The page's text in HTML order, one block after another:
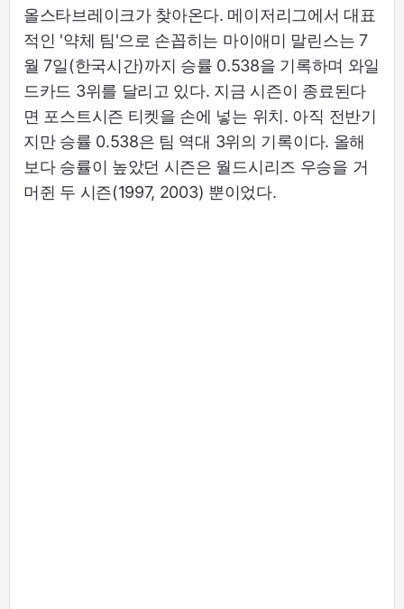
올스타브레이크가 찾아온다. 메이저리그에서 대표
적인 '약체 팀'으로 손꼽히는 마이애미 말린스는 7
월 7일(한국시간)까지 승률 0.538을 기록하며 와일
드카드 3위를 달리고 있다. 지금 시즌이 종료된다
면 포스트시즌 티켓을 손에 넣는 위치. 아직 전반기
지만 승률 0.538은 팀 역대 3위의 기록이다. 올해
보다 승률이 높았던 시즌은 월드시리즈 우승을 거
머쥔 두 시즌(1997, 2003) 뿐이었다.